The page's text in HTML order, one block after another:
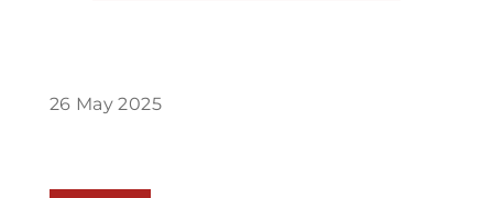
26 May 2025